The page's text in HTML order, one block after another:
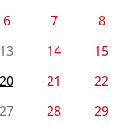
6 7
8
13 14
15
20 21
22
27 28
29